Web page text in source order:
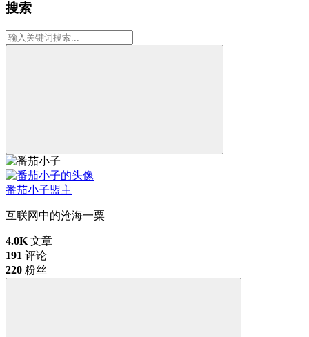
搜索
番茄小子盟主
互联网中的沧海一粟
4.0K 文章
191 评论
220 粉丝